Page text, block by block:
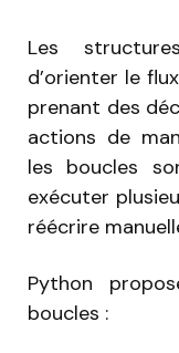
Les
d’orienter le
prenant des
actions de
les boucles
exécuter
réécrire
Python
boucles :